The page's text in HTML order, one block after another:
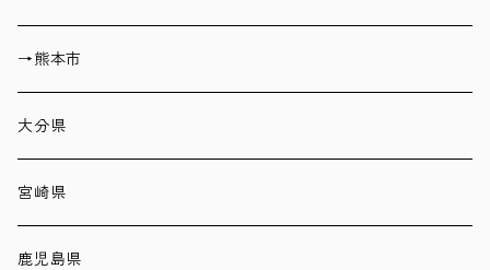
→熊本市
大分県
宮崎県
鹿児島県